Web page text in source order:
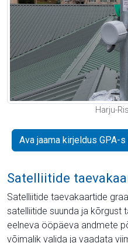
Harju-
Ava jaama kirjeldus GPA-s
Satelliitide
Satelliitide taevakaartide
satelliitide suunda ja kõrgust
eelneva ööpäeva andmete
võimalik valida ja vaadata